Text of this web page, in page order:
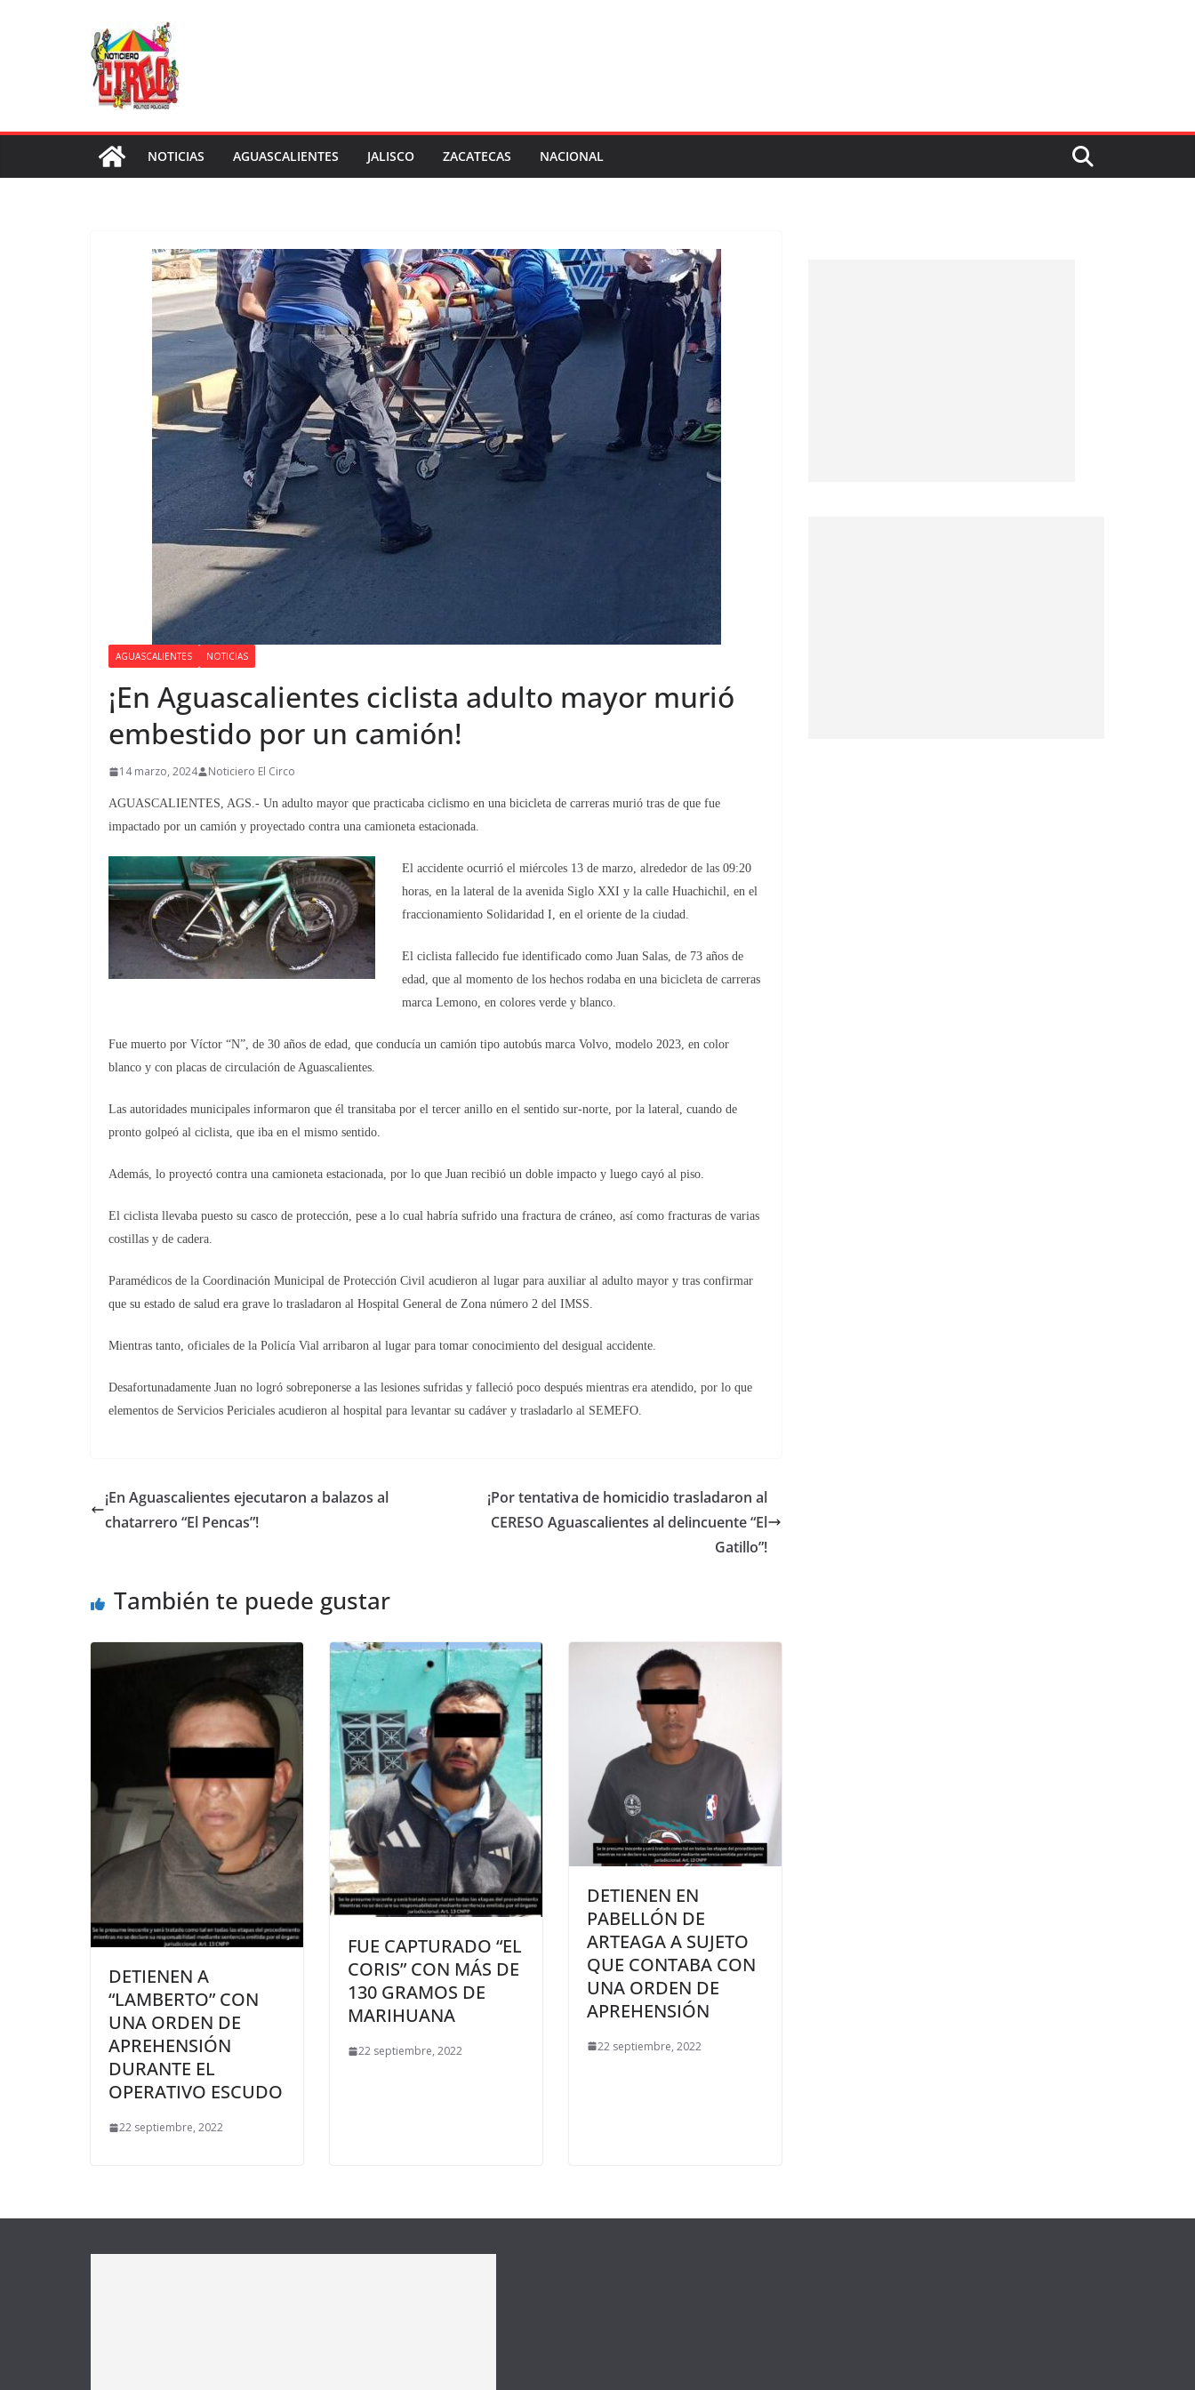
NOTICIAS AGUASCALIENTES JALISCO ZACATECAS NACIONAL
AGUASCALIENTES NOTICIAS
¡En Aguascalientes ciclista adulto mayor murió
embestido por un camión!
14 marzo, 2024 Noticiero El Circo
AGUASCALIENTES, AGS.- Un adulto mayor que practicaba ciclismo en una bicicleta de carreras murió tras de que fue
impactado por un camión y proyectado contra una camioneta estacionada.
El accidente ocurrió el miércoles 13 de marzo, alrededor de las 09:20
horas, en la lateral de la avenida Siglo XXI y la calle Huachichil, en el
fraccionamiento Solidaridad I, en el oriente de la ciudad.
El ciclista fallecido fue identificado como Juan Salas, de 73 años de
edad, que al momento de los hechos rodaba en una bicicleta de carreras
marca Lemono, en colores verde y blanco.
Fue muerto por Víctor “N”, de 30 años de edad, que conducía un camión tipo autobús marca Volvo, modelo 2023, en color
blanco y con placas de circulación de Aguascalientes.
Las autoridades municipales informaron que él transitaba por el tercer anillo en el sentido sur-norte, por la lateral, cuando de
pronto golpeó al ciclista, que iba en el mismo sentido.
Además, lo proyectó contra una camioneta estacionada, por lo que Juan recibió un doble impacto y luego cayó al piso.
El ciclista llevaba puesto su casco de protección, pese a lo cual habría sufrido una fractura de cráneo, así como fracturas de varias
costillas y de cadera.
Paramédicos de la Coordinación Municipal de Protección Civil acudieron al lugar para auxiliar al adulto mayor y tras confirmar
que su estado de salud era grave lo trasladaron al Hospital General de Zona número 2 del IMSS.
Mientras tanto, oficiales de la Policía Vial arribaron al lugar para tomar conocimiento del desigual accidente.
Desafortunadamente Juan no logró sobreponerse a las lesiones sufridas y falleció poco después mientras era atendido, por lo que
elementos de Servicios Periciales acudieron al hospital para levantar su cadáver y trasladarlo al SEMEFO.
¡En Aguascalientes ejecutaron a balazos al
chatarrero “El Pencas”!
¡Por tentativa de homicidio trasladaron al
CERESO Aguascalientes al delincuente “El
Gatillo”!
También te puede gustar
DETIENEN A
“LAMBERTO” CON
UNA ORDEN DE
APREHENSIÓN
DURANTE EL
OPERATIVO ESCUDO
22 septiembre, 2022
FUE CAPTURADO “EL
CORIS” CON MÁS DE
130 GRAMOS DE
MARIHUANA
22 septiembre, 2022
DETIENEN EN
PABELLÓN DE
ARTEAGA A SUJETO
QUE CONTABA CON
UNA ORDEN DE
APREHENSIÓN
22 septiembre, 2022